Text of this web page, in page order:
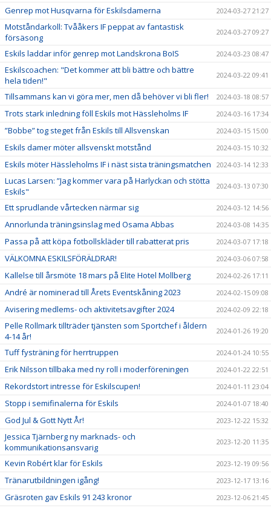
Genrep mot Husqvarna för Eskilsdamerna 2024-03-27 21:27
Motståndarkoll: Tvååkers IF peppat av fantastisk
försäsong
2024-03-27 09:27
Eskils laddar inför genrep mot Landskrona BoIS 2024-03-23 08:47
Eskilscoachen: "Det kommer att bli bättre och bättre
hela tiden!"
2024-03-22 09:41
Tillsammans kan vi göra mer, men då behöver vi bli fler! 2024-03-18 08:57
Trots stark inledning föll Eskils mot Hässleholms IF 2024-03-16 17:34
”Bobbe” tog steget från Eskils till Allsvenskan 2024-03-15 15:00
Eskils damer möter allsvenskt motstånd 2024-03-15 10:32
Eskils möter Hässleholms IF i näst sista träningsmatchen 2024-03-14 12:33
Lucas Larsen: ”Jag kommer vara på Harlyckan och stötta
Eskils"
2024-03-13 07:30
Ett sprudlande vårtecken närmar sig 2024-03-12 14:56
Annorlunda träningsinslag med Osama Abbas 2024-03-08 14:35
Passa på att köpa fotbollskläder till rabatterat pris 2024-03-07 17:18
VÄLKOMNA ESKILSFÖRÄLDRAR! 2024-03-06 07:58
Kallelse till årsmöte 18 mars på Elite Hotel Mollberg 2024-02-26 17:11
André är nominerad till Årets Eventskåning 2023 2024-02-15 09:08
Avisering medlems- och aktivitetsavgifter 2024 2024-02-09 22:18
Pelle Rollmark tillträder tjänsten som Sportchef i åldern
4-14 år!
2024-01-26 19:20
Tuff fysträning för herrtruppen 2024-01-24 10:55
Erik Nilsson tillbaka med ny roll i moderföreningen 2024-01-22 22:51
Rekordstort intresse för Eskilscupen! 2024-01-11 23:04
Stopp i semifinalerna för Eskils 2024-01-07 18:40
God Jul & Gott Nytt År! 2023-12-22 15:32
Jessica Tjärnberg ny marknads- och
kommunikationsansvarig
2023-12-20 11:35
Kevin Robért klar för Eskils 2023-12-19 09:56
Tränarutbildningen igång! 2023-12-17 13:16
Gräsroten gav Eskils 91 243 kronor 2023-12-06 21:45